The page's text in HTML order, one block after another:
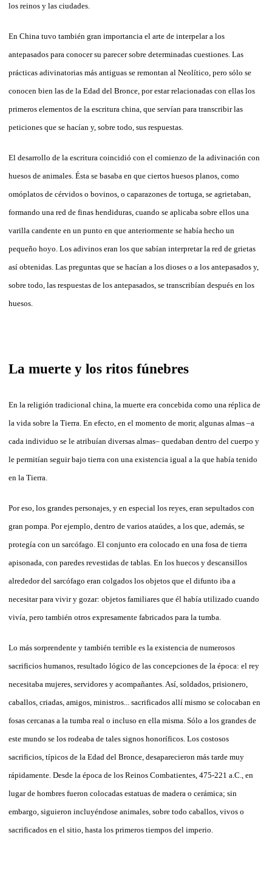
los reinos y las ciudades.
En China tuvo también gran importancia el arte de interpelar a los
antepasados para conocer su parecer sobre determinadas cuestiones. Las
prácticas adivinatorias más antiguas se remontan al Neolítico, pero sólo se
conocen bien las de la Edad del Bronce, por estar relacionadas con ellas los
primeros elementos de la escritura china , que servían para transcribirlas
peticiones que se hacían y, sobre todo, sus respuestas.
El desarrollo de la escritura coincidió con el comienzo de la adivinación con
huesos de animales. Ésta se basaba en que ciertos huesos planos, como
omóplatos de cérvidos o bovinos, o caparazones de tortuga, se agrietaban,
formando una red de finas hendiduras, cuando se aplicaba sobre ellos una
varilla candente en un punto en que anteriormente se había hecho un
pequeño hoyo. Los adivinos eran los que sabían interpretarla red de grietas
así obtenidas. Las preguntas que se hacían a los dioses o a los antepasados y,
sobre todo, las respuestas de los antepasados, se transcribían después en los
huesos.
La muerte y los ritos fúnebres
En la religión tradicional china la muerte era concebida como una réplica de
la vida sobre la Tierra. En efecto, en el momento de morir, algunas almas –a
cada individuo se le atribuían diversas almas– quedaban dentro del cuerpo y
le permitían seguir bajo tierra con una existencia igual a la que había tenido
en la Tierra.
Por eso, los grandes personajes, y en especial los reyes, eran sepultados con
gran pompa. Por ejemplo, dentro de varios ataúdes, a los que, además, se
protegía con un sarcófago. El conjunto era colocado en una fosa de tierra
apisonada, con paredes revestidas de tablas. En los huecos y descansillos
alrededordel sarcófago eran colgados los objetos que el difunto iba a
necesitar para vivir y gozar: objetos familiares que él había utilizado cuando
vivía, pero también otros expresamente fabricados para la tumba.
Lo más sorprendente y también terrible es la existencia de numerosos
sacrificios humanos, resultado lógico de las concepciones de la época: el rey
necesitaba mujeres, servidores y acompañantes. Así, soldados, prisionero,
caballos, criadas, amigos, ministros... sacrificados allí mismo se colocaban en
fosas cercanas a la tumba real o incluso en ella misma. Sólo a los grandes de
este mundo se los rodeaba de tales signos honoríficos. Los costosos
sacrificios, típicos de la Edad del Bronce, desaparecieron más tarde muy
rápidamente. Desde la época de los Reinos Combatientes, 475-221 a.C., en
lugarde hombres fueron colocadas estatuas de madera o cerámica; sin
embargo, siguieron incluyéndose animales, sobre todo caballos, vivos o
sacrificados en el sitio, hasta los primeros tiempos del imperio.